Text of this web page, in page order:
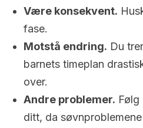
Være konsekvent.
fase.
Motstå endring. Du
barnets timeplan
over.
Andre problemer. Følg
ditt, da